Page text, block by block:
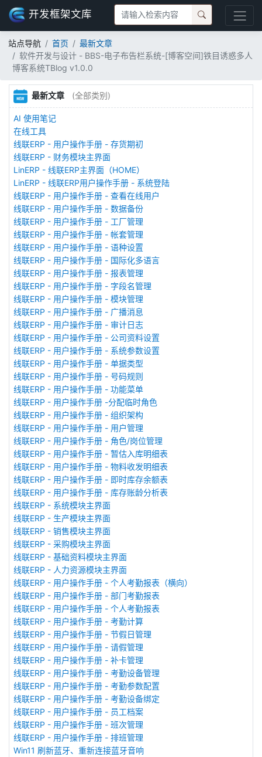
开发框架文库
站点导航 首页
最新文章
软件开发与设计 - BBS-电子布告栏系统-[博客空间]铁目诱惑多人
博客系统TBlog v1.0.0
最新文章 (全部类别)
AI 使用笔记
在线工具
线联ERP - 用户操作手册 - 存货期初
线联ERP - 财务模块主界面
LinERP - 线联ERP主界面（HOME）
LinERP - 线联ERP用户操作手册 - 系统登陆
线联ERP - 用户操作手册 - 查看在线用户
线联ERP - 用户操作手册 - 数据备份
线联ERP - 用户操作手册 - 工厂管理
线联ERP - 用户操作手册 - 帐套管理
线联ERP - 用户操作手册 - 语种设置
线联ERP - 用户操作手册 - 国际化多语言
线联ERP - 用户操作手册 - 报表管理
线联ERP - 用户操作手册 - 字段名管理
线联ERP - 用户操作手册 - 模块管理
线联ERP - 用户操作手册 - 广播消息
线联ERP - 用户操作手册 - 审计日志
线联ERP - 用户操作手册 - 公司资料设置
线联ERP - 用户操作手册 - 系统参数设置
线联ERP - 用户操作手册 - 单据类型
线联ERP - 用户操作手册 - 号码规则
线联ERP - 用户操作手册 - 功能菜单
线联ERP - 用户操作手册 -分配临时角色
线联ERP - 用户操作手册 - 组织架构
线联ERP - 用户操作手册 - 用户管理
线联ERP - 用户操作手册 - 角色/岗位管理
线联ERP - 用户操作手册 - 暂估入库明细表
线联ERP - 用户操作手册 - 物料收发明细表
线联ERP - 用户操作手册 - 即时库存余额表
线联ERP - 用户操作手册 - 库存账龄分析表
线联ERP - 系统模块主界面
线联ERP - 生产模块主界面
线联ERP - 销售模块主界面
线联ERP - 采购模块主界面
线联ERP - 基础资料模块主界面
线联ERP - 人力资源模块主界面
线联ERP - 用户操作手册 - 个人考勤报表（横向）
线联ERP - 用户操作手册 - 部门考勤报表
线联ERP - 用户操作手册 - 个人考勤报表
线联ERP - 用户操作手册 - 考勤计算
线联ERP - 用户操作手册 - 节假日管理
线联ERP - 用户操作手册 - 请假管理
线联ERP - 用户操作手册 - 补卡管理
线联ERP - 用户操作手册 - 考勤设备管理
线联ERP - 用户操作手册 - 考勤参数配置
线联ERP - 用户操作手册 - 考勤设备绑定
线联ERP - 用户操作手册 - 员工档案
线联ERP - 用户操作手册 - 班次管理
线联ERP - 用户操作手册 - 排班管理
Win11 刷新蓝牙、重新连接蓝牙音响